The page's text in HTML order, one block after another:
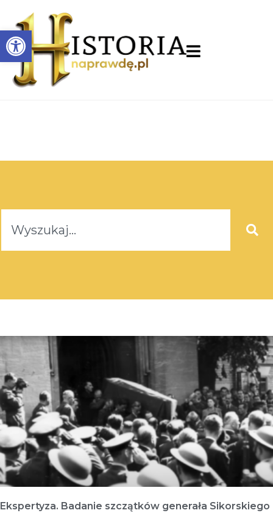
Otwórz pasek narzędzi
Ekspertyza. Badanie szczątków generała Sikorskiego